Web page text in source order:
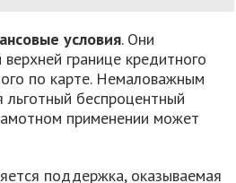
условия. Они
границе кредитного
по карте. Немаловажным
льготный беспроцентный
применении может
поддержка, оказываемая